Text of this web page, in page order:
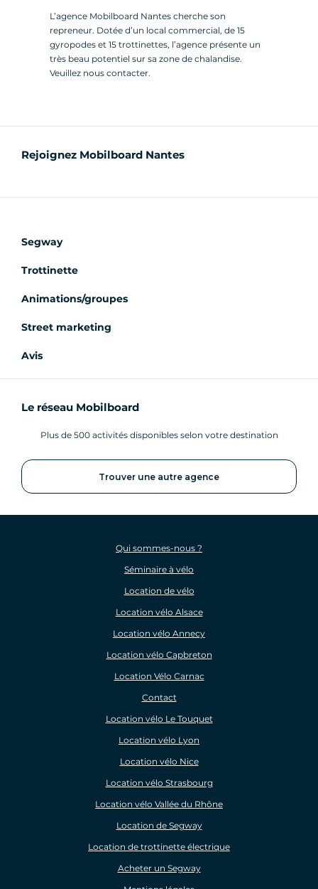
L’agence Mobilboard Nantes cherche son
repreneur. Dotée d’un local commercial, de 15
gyropodes et 15 trottinettes, l’agence présente un
très beau potentiel sur sa zone de chalandise.
Veuillez nous contacter.
Rejoignez Mobilboard Nantes
Segway
Trottinette
Animations/groupes
Street marketing
Avis
Le réseau Mobilboard
Plus de 500 activités disponibles selon votre destination
Trouver une autre agence
Qui sommes-nous ?
Séminaire à vélo
Location de vélo
Location vélo Alsace
Location vélo Annecy
Location vélo Capbreton
Location Vélo Carnac
Contact
Location vélo Le Touquet
Location vélo Lyon
Location vélo Nice
Location vélo Strasbourg
Location vélo Vallée du Rhône
Location de Segway
Location de trottinette électrique
Acheter un Segway